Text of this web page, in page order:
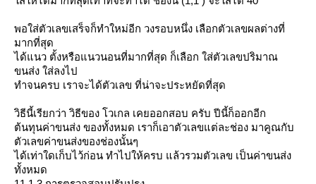
พอใส่ตัวเลขเสร็จก็ทำใหม่อีก วงรอบหนึ่ง เลือกตัวเลขผลต่างที่
มากที่สุด
ได้แนว ตั้งหรือแนวนอนที่มากที่สุด ก็เลือก ใส่ตัวเลขปริมาณ
ขนส่ง ใส่ลงไป
ทำจนครบ เราจะได้ตัวเลข ที่น่าจะประหยัดที่สุด
วิธีนี้เรียกว่า วิธีของ โวเกล เคยออกสอบ ครับ ปีนี้ก็ออกอีก
ต้นทุนค่าขนส่ง ของทั้งหมด เราก็เอาตัวเลขแต่ละช่อง มาคูณกับ
ตัวเลขค่าขนส่งของช่องนั้นๆ
ได้เท่าใดเก็บไว้ก่อน ทำไปให้ครบ แล้วรวมตัวเลข เป็นค่าขนส่ง
ทั้งหมด